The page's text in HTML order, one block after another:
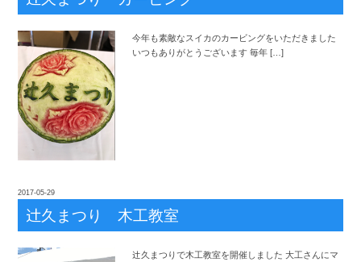
今年も素敵なスイカのカービングをいただきました
いつもありがとうございます 毎年 […]
2017-05-29
辻久まつり 木工教室
辻久まつりで木工教室を開催しました 大工さんにマ